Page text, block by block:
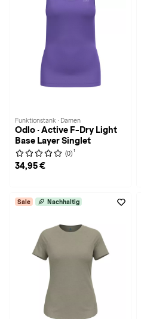
Funktionstank · Damen
Odlo · Active F-Dry Light
Base Layer Singlet
(0) 1
34,95 €
Sale Nachhaltig